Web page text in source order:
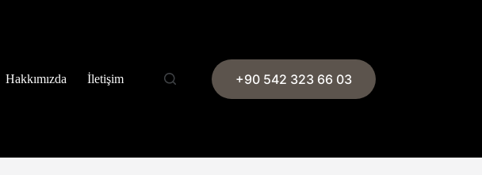
Hakkımızda İletişim +90 542 323 66 03